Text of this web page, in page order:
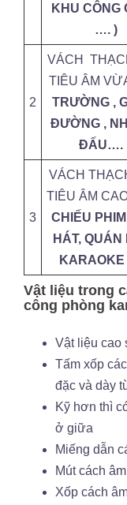
KHU CÔNG
…. )
2
VÁCH
TIÊU ÂM
TRƯỜNG ,
ĐƯỜNG ,
ĐẤU….
3
VÁCH
TIÊU ÂM
CHIẾU
HÁT, QUÁN
Vật liệu trong
công phòng
Vật liệu cao
Tấm xốp
đặc và dày
Kỹ hơn thì
ở giữa
Miếng dẫn
Mút cách
Xốp cách